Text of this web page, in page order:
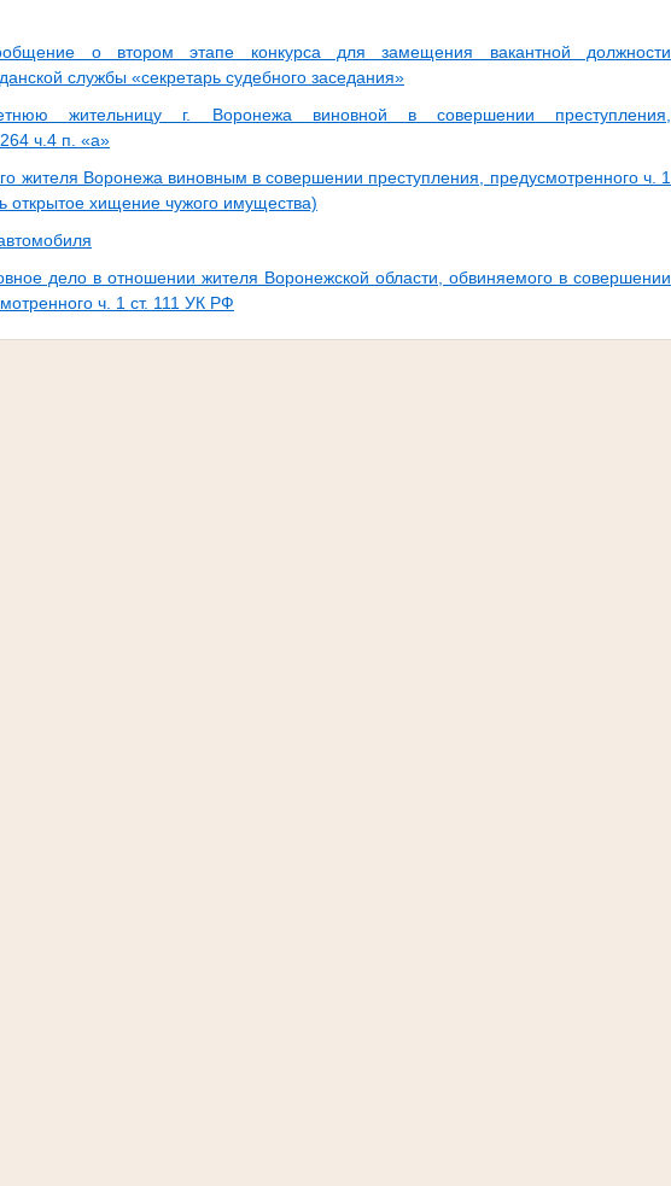
о втором этапе конкурса для замещения вакантной должности
службы «секретарь судебного заседания»
жительницу г. Воронежа виновной в совершении преступления,
ч.4 п. «а»
жителя Воронежа виновным в совершении преступления, предусмотренного ч. 1
открытое хищение чужого имущества)
дело в отношении жителя Воронежской области, обвиняемого в совершении
ч. 1 ст. 111 УК РФ